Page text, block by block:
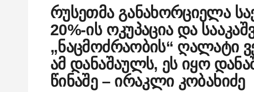
რუსეთმა განახორციელა
20%-ის ოკუპაცია და
„ნაცმოძრაობის“ ღალატი
ამ დანაშაულს, ეს იყო
წინაშე – ირაკლი კობახიძე